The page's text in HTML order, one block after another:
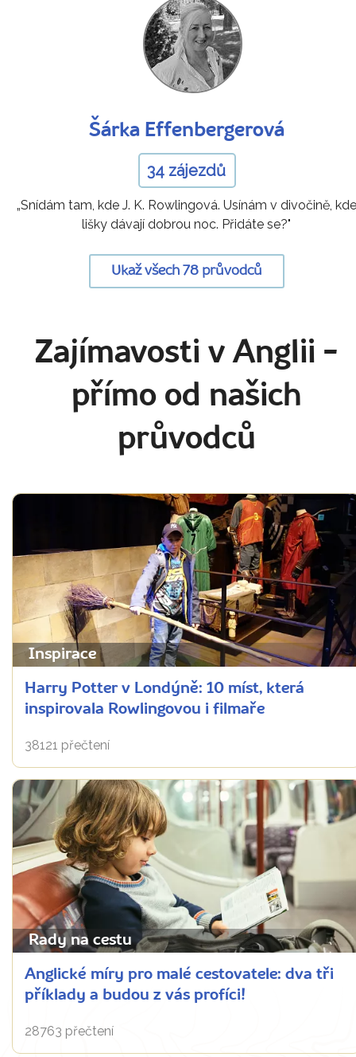
Šárka Effenbergerová
34 zájezdů
„Snídám tam, kde J. K. Rowlingová. Usínám v divočině, kde
lišky dávají dobrou noc. Přidáte se?"
Ukaž všech 78 průvodců
Zajímavosti v Anglii -
přímo od našich
průvodců
Inspirace
Harry Potter v Londýně: 10 míst, která
inspirovala Rowlingovou i filmaře
38121 přečtení
Rady na cestu
Anglické míry pro malé cestovatele: dva tři
příklady a budou z vás profíci!
28763 přečtení